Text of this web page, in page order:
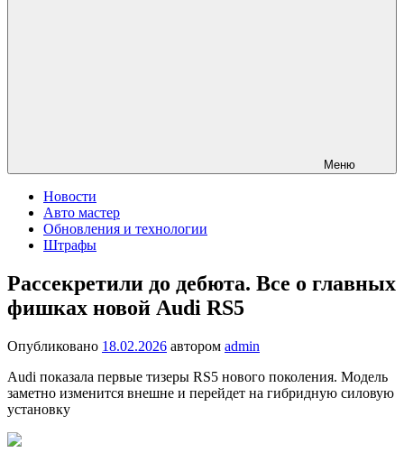
Меню
Новости
Авто мастер
Обновления и технологии
Штрафы
Рассекретили до дебюта. Все о главных
фишках новой Audi RS5
Опубликовано 18.02.2026 автором admin
Audi показала первые тизеры RS5 нового поколения. Модель
заметно изменится внешне и перейдет на гибридную силовую
установку